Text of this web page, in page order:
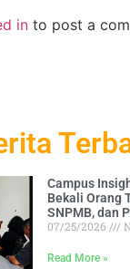
in to post a
Campus
Bekali Orang
SNPMB, dan
07/25/2026
Read More »